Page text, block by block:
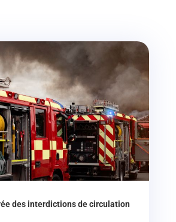
des interdictions de circulation